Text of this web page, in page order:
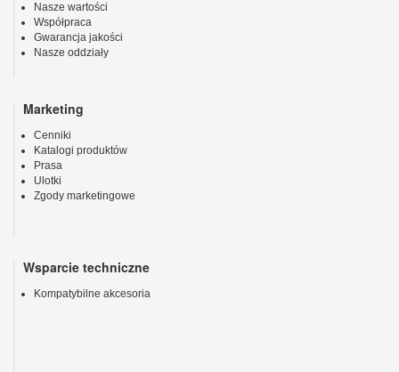
Nasze wartości
Współpraca
Gwarancja jakości
Nasze oddziały
Marketing
Cenniki
Katalogi produktów
Prasa
Ulotki
Zgody marketingowe
Wsparcie techniczne
Kompatybilne akcesoria